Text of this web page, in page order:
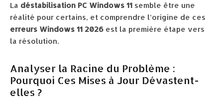
La déstabilisation PC Windows 11 semble être une
réalité pour certains, et comprendre l’origine de ces
erreurs Windows 11 2026 est la première étape vers
la résolution.
Analyser la Racine du Problème :
Pourquoi Ces Mises à Jour Dévastent-
elles ?